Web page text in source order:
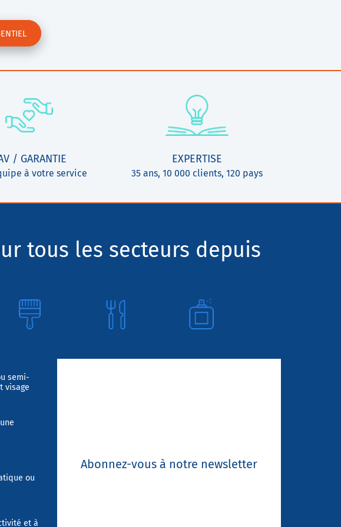
/ GARANTIE
à votre service
EXPERTISE
35 ans, 10 000 clients, 120 pays
tous les secteurs depuis
semi-
visage
ou
et à
Abonnez-vous à notre newsletter